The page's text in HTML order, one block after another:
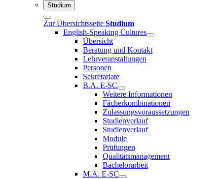
Studium
Zur Übersichtsseite Studium
English-Speaking Cultures
Übersicht
Beratung und Kontakt
Lehrveranstaltungen
Personen
Sekretariate
B.A. E-SC
Weitere Informationen
Fächerkombinationen
Zulassungsvoraussetzungen
Studienverlauf
Studienverlauf
Module
Prüfungen
Qualitätsmanagement
Bachelorarbeit
M.A. E-SC